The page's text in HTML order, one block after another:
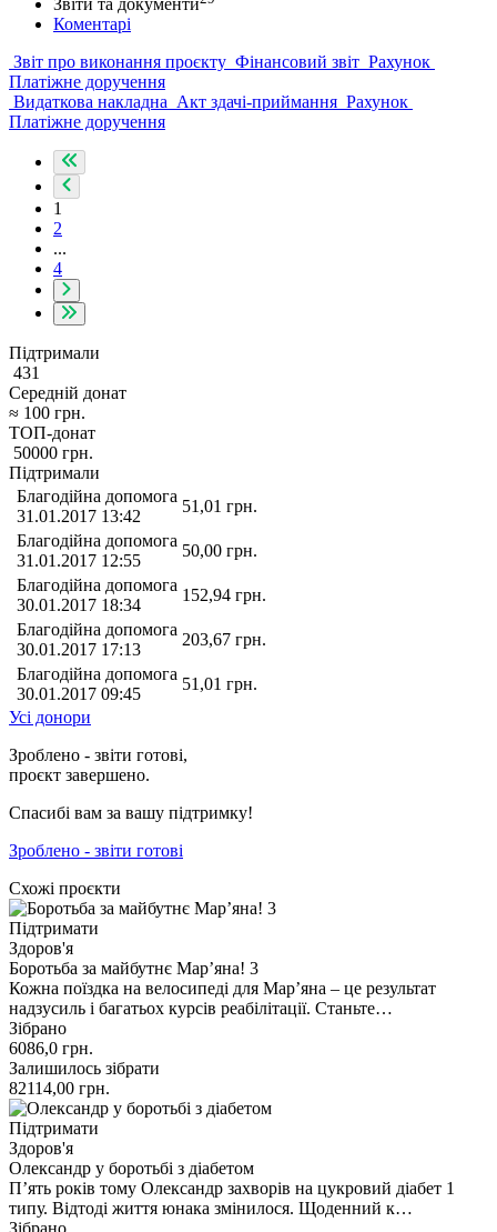
Коментарі
Звіт про виконання проєкту Фінансовий звіт Рахунок
Платіжне доручення
Видаткова накладна Акт здачі-приймання Рахунок
Платіжне доручення
1
2
...
4
Підтримали
431
Середній донат
≈ 100 грн.
ТОП-донат
50000 грн.
Підтримали
Благодійна допомога
31.01.2017 13:42
51,01 грн.
Благодійна допомога
31.01.2017 12:55
50,00 грн.
Благодійна допомога
30.01.2017 18:34
152,94 грн.
Благодійна допомога
30.01.2017 17:13
203,67 грн.
Благодійна допомога
30.01.2017 09:45
51,01 грн.
Усі донори
Зроблено - звіти готові,
проєкт завершено.
Спасибі вам за вашу підтримку!
Зроблено - звіти готові
Схожі проєкти
Підтримати
Здоров'я
Боротьба за майбутнє Мар’яна! 3
Кожна поїздка на велосипеді для Мар’яна – це результат
надзусиль і багатьох курсів реабілітації. Станьте…
Зібрано
6086,0 грн.
Залишилось зібрати
82114,00 грн.
Підтримати
Здоров'я
Олександр у боротьбі з діабетом
П’ять років тому Олександр захворів на цукровий діабет 1
типу. Відтоді життя юнака змінилося. Щоденний к…
Зібрано